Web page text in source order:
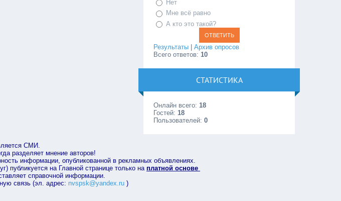
Нет
Мне всё равно
А кто это такой?
Результаты |Архив опросов
Всего ответов:10
СТАТИСТИКА
Онлайн всего:18
Гостей:18
Пользователей:0
СМИ.
разделяет мнение авторов!
информации, опубликованной в рекламных объявлениях.
публикуется на Главной странице только на платной основе
справочной информации.
связь (эл. адрес: nvspsk@yandex.ru)